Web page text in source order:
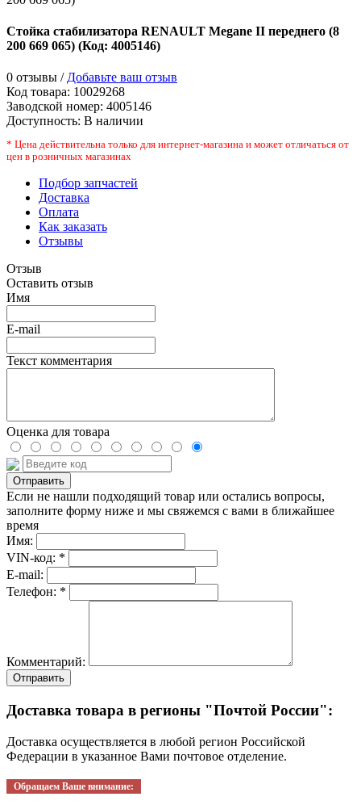
Стойка стабилизатора RENAULT Megane II переднего (8
200 669 065) (Код: 4005146)
0 отзывы / Добавьте ваш отзыв
Код товара: 10029268
Заводской номер: 4005146
Доступность: В наличии
* Цена действительна только для интернет-магазина и может отличаться от
цен в розничных магазинах
Подбор запчастей
Доставка
Оплата
Как заказать
Отзывы
Отзыв
Оставить отзыв
Имя
E-mail
Текст комментария
Оценка для товара
Если не нашли подходящий товар или остались вопросы,
заполните форму ниже и мы свяжемся с вами в ближайшее
время
Имя:
VIN-код: *
E-mail:
Телефон: *
Комментарий:
Отправить
Доставка товара в регионы "Почтой России":
Доставка осуществляется в любой регион Российской
Федерации в указанное Вами почтовое отделение.
Обращаем Ваше внимание: